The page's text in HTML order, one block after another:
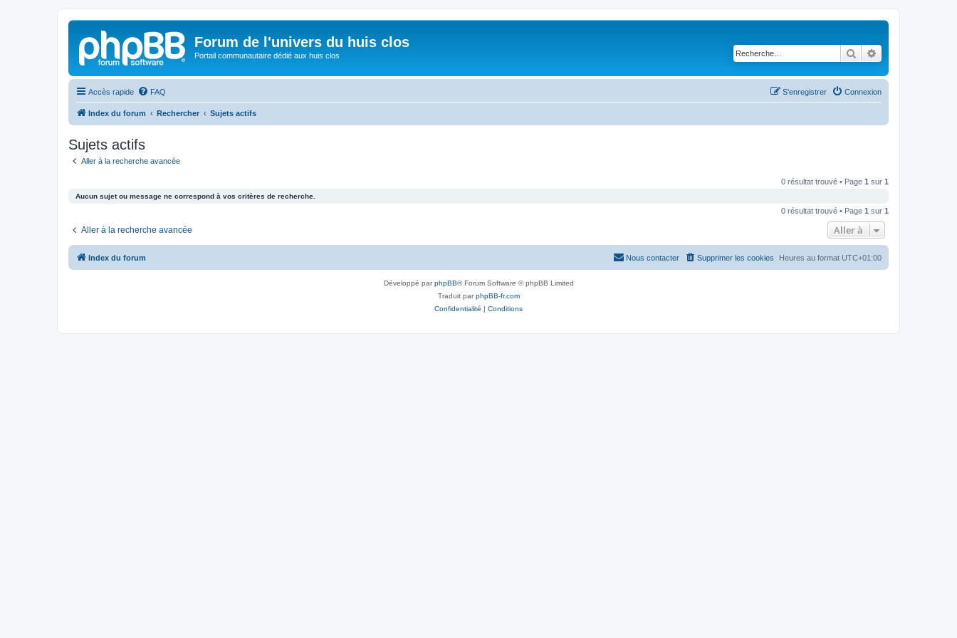
Forum de l'univers du huis clos
Portail communautaire dédié aux huis clos Rechercher
Accès rapide FAQ Connexion
S’enregistrer
Index du forum Rechercher Sujets actifs
Sujets actifs
Aller à la recherche avancée
0 résultat trouvé • Page 1 sur 1
Aucun sujet ou message ne correspond à vos critères de recherche.
0 résultat trouvé • Page 1 sur 1
Aller à la recherche avancée Aller à
Index du forum Heures au format UTC+01:00
Supprimer les cookies
Nous contacter
Développé parphpBB® Forum Software © phpBB Limited
Traduit parphpBB-fr.com
Confidentialité | Conditions